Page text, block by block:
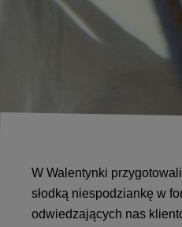
W Walentynki
słodką niespodziankę w
odwiedzających nas